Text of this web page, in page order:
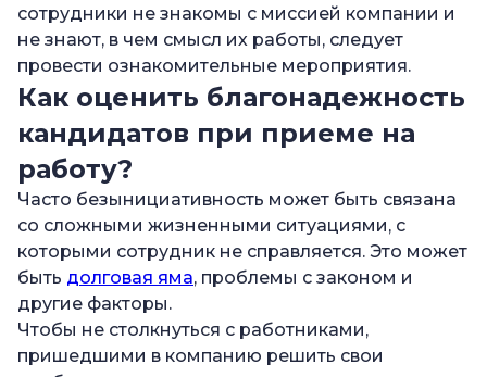
сотрудники не знакомы с миссией компании и
не знают, в чем смысл их работы, следует
провести ознакомительные мероприятия.
Как оценить благонадежность
кандидатов при приеме на
работу?
Часто безынициативность может быть связана
со сложными жизненными ситуациями, с
которыми сотрудник не справляется. Это может
быть долговая яма, проблемы с законом и
другие факторы.
Чтобы не столкнуться с работниками,
пришедшими в компанию решить свои